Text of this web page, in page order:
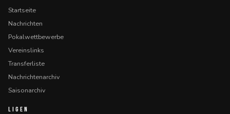
Startseite
Nachrichten
Pokalwettbewerbe
Vereinslinks
Transferliste
Nachrichtenarchiv
Saisonarchiv
LIGEN